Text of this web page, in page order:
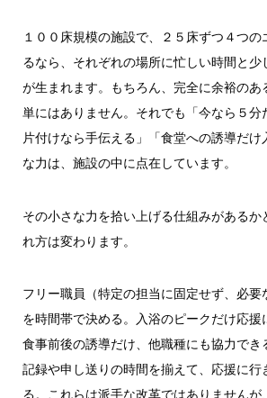
１００床規模の施設で、２５床ずつ４つ
るなら、それぞれの場所に忙しい時間と少
が生まれます。もちろん、完全に余裕のあ
単にはありません。それでも「今なら５分
片付けなら手伝える」「食堂への誘導だけ
な力は、施設の中に点在しています。
その小さな力を拾い上げる仕組みがあるか
れ方は変わります。
フリー職員（特定の担当に固定せず、必要
を時間帯で決める。入浴のピークだけ応援
食事前後の誘導だけ、他職種にも協力でき
記録や申し送りの時間を揃えて、応援に行
る。これらは派手な改革ではありませんが